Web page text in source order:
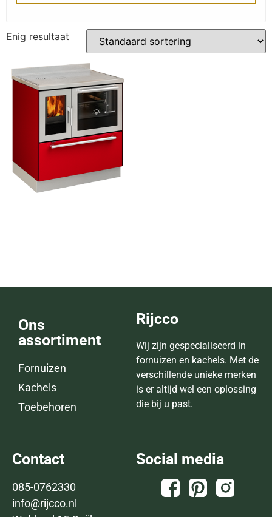
Enig resultaat
Ons
assortiment
Fornuizen
Kachels
Toebehoren
Rijcco
Wij zijn gespecialiseerd in
fornuizen en kachels. Met de
verschillende unieke merken
is er altijd wel een oplossing
die bij u past.
Contact
085-0762330
info@rijcco.nl
Social media